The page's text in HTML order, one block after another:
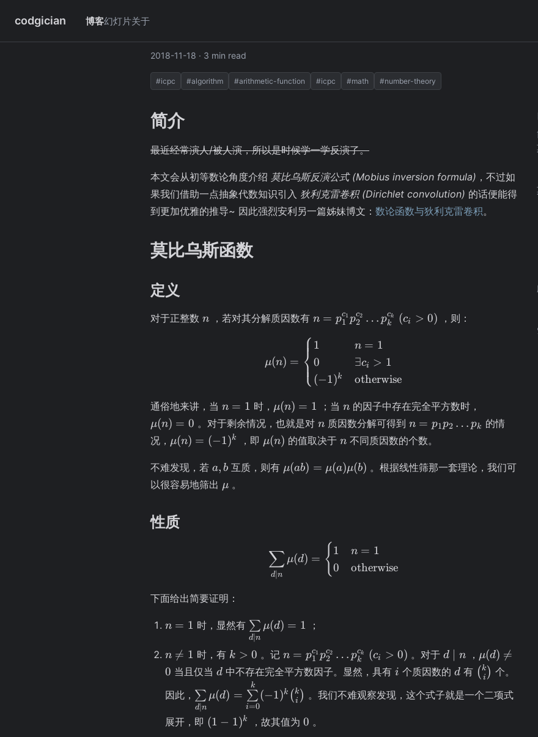
codgician 博客幻灯片关于
2018-11-18 · 3 min read
#icpc #algorithm #arithmetic-function #icpc #math #number-theory
简介
最近经常演人/被人演，所以是时候学一学反演了。
本文会从初等数论角度介绍 莫比乌斯反演公式 (Mobius inversion formula) ，不过如
果我们借助一点抽象代数知识引入 狄利克雷卷积 (Dirichlet convolution) 的话便能得
到更加优雅的推导~ 因此强烈安利另一篇姊妹博文： 数论函数与狄利克雷卷积。
莫比乌斯函数
定义
对于正整数 n
n ，若对其分解质因数有 n =
p_2^{c_2}
\dots
p_k^{c_k}
\ (c_i > 0)
n = p1
c1 p2
c2 … pk
ck (ci > 0) ，则：
\mu(n) = \begin{cases} 1 & n = 1 \\
μ(n) = ⎩
⎨⎧ 1
0
(−1)k
n = 1
∃ci > 1
otherwise
通俗地来讲，当 n
=
n = 1 时， \mu(n)
= 1
μ(n) = 1 ；当 n
n的因子中存在完全平方数时，
= 0
μ(n) = 0 。对于剩余情况，也就是对 n
n质因数分解可得到 n =
p_1p_2
\dots
p_k
n = p1p2 … pk
的情
况， \mu(n)
(-1)^k
μ(n) = (−1)k ，即 \mu(n)
μ(n) 的值取决于 n
n不同质因数的个数。
不难发现，若 a,
b
a, b 互质，则有 \mu(ab) =
μ(ab) = μ(a)μ(b) 。根据线性筛那一套理论，我们可
以很容易地筛出 \mu
μ 。
性质
\sum\limits_{d \mid n} \mu(d) =
d∣ n
∑ μ(d) = { 1
0
n = 1
otherwise
下面给出简要证明：
n
1
n = 1 时，显然有 \sum\limits_{d
\mid n}
\mu(d) = 1
d∣n
∑ μ(d) = 1 ；
n
\neq
n 
= 1 时，有 k
>
0
k > 0 。记n =
p_1^{c_1}p_2^{c_2}
\dots p_k^{c_k} \
(c_i > 0)
n = p1
c1 p2
c2 … pk
ck (ci > 0) 。对于d
\mid
n
d n， \mu(d)
\neq 0
μ(d) 
=
0 当且仅当 d
d 中不存在完全平方数因子。显然，具有 i
i 个质因数的 d
d 有 \binom{k}
{i}
( i
k ) 个。
因此，
\sum\limits_{d
\mid n} \mu(d)
=
\sum\limits_{i
d∣ n
∑ μ(d) =
i=0
∑
k
(−1)k ( i
k ) 。我们不难观察发现，这个式子就是一个二项式
展开，即 (1 -
(1 − 1)k ，故其值为 0
0 。